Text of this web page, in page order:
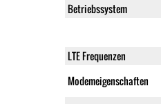
Betriebssystem
LTE Frequenzen
Modemeigenschaften